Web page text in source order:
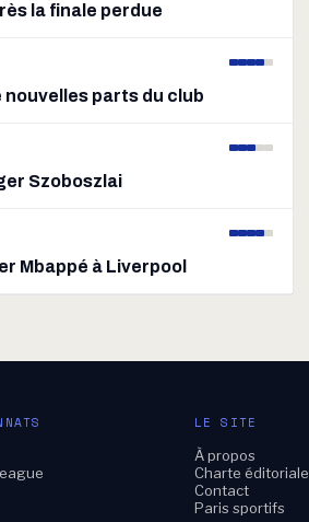
la finale perdue
parts du club
Szoboszlai
Mbappé à Liverpool
LE SITE
À propos
Charte éditoriale
Contact
Paris sportifs